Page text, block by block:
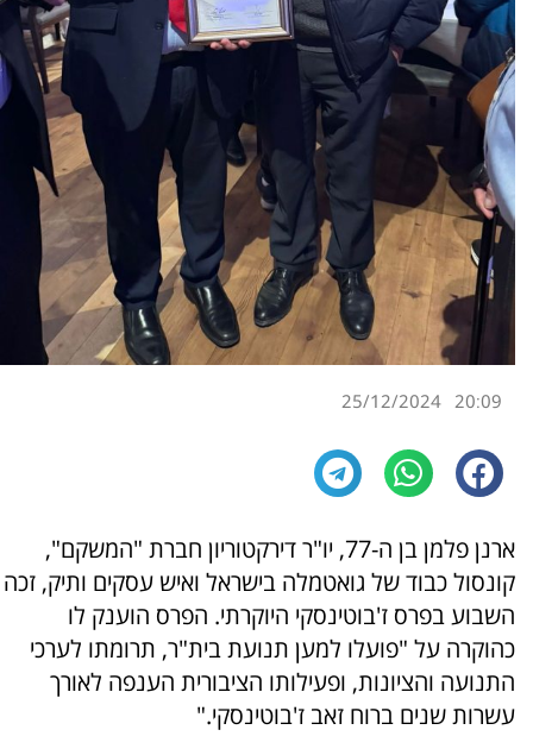
20:09
25/12/2024
ארנן פלמן בן ה-77, יו"ר דירקטוריון חברת "המשקם",
קונסול כבוד של גואטמלה בישראל ואיש עסקים ותיק, זכה
השבוע בפרס ז'בוטינסקי היוקרתי. הפרס הוענק לו
כהוקרה על "פועלו למען תנועת בית"ר, תרומתו לערכי
התנועה והציונות, ופעילותו הציבורית הענפה לאורך
עשרות שנים ברוח זאב ז'בוטינסקי."